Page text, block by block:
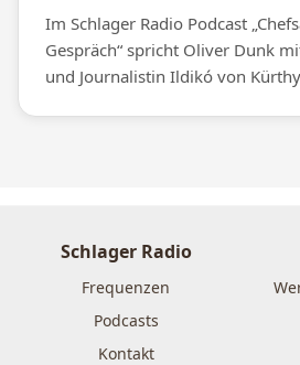
Im Schlager Radio Podcast
Gespräch“ spricht Oliver Dunk
und Journalistin Ildikó von
Schlager Radio
Frequenzen
Podcasts
Kontakt